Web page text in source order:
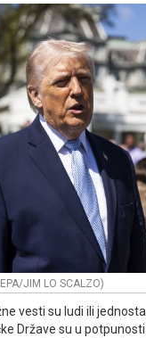
JIM LO SCALZO)
vesti su ludi ili
Države su u